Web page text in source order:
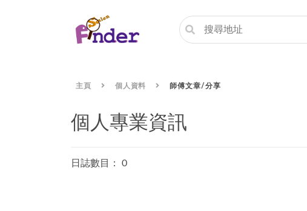
主頁 個人資料 師傅文章/分享
個人專業資訊
日誌數目： 0